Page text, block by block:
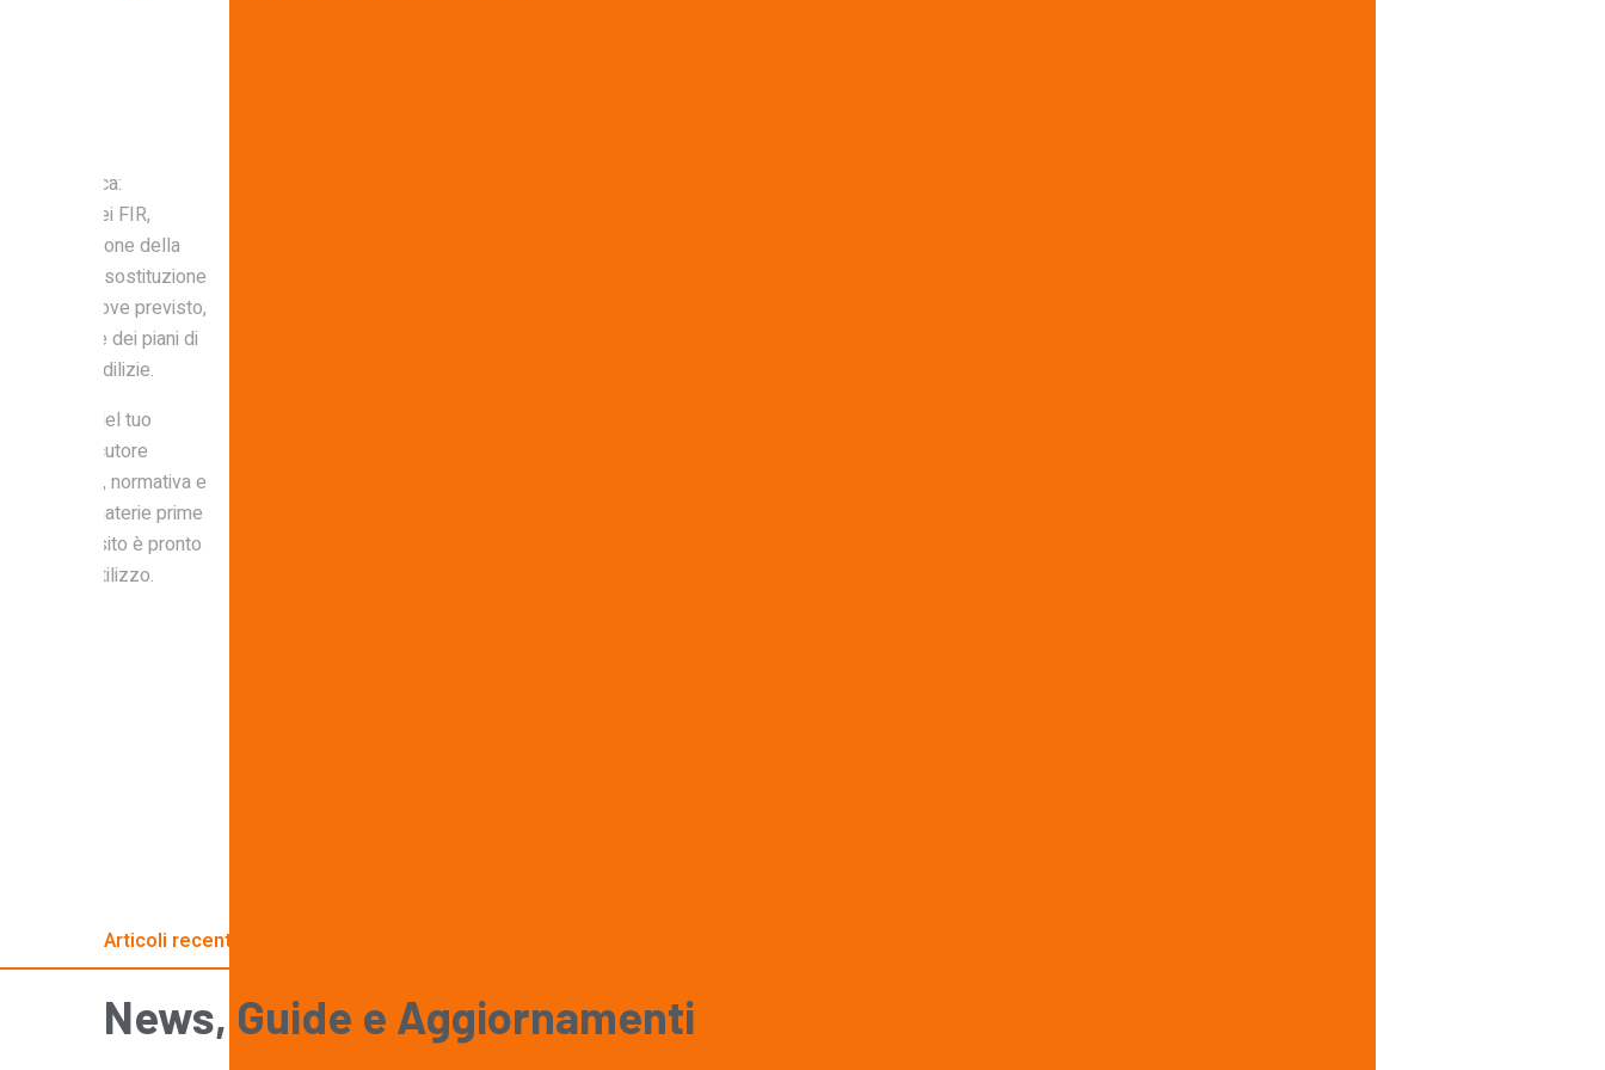
burocratica:
dei FIR,
e preparazione della
GSE per la sostituzione
Dove previsto,
dei piani di
pratiche edilizie.
del tuo
interlocutore
logistica, normativa e
materie prime
ordine e il sito è pronto
diverso utilizzo.
Articoli recenti
News, Guide e Aggiornamenti